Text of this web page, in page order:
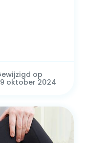
op
oktober 2024